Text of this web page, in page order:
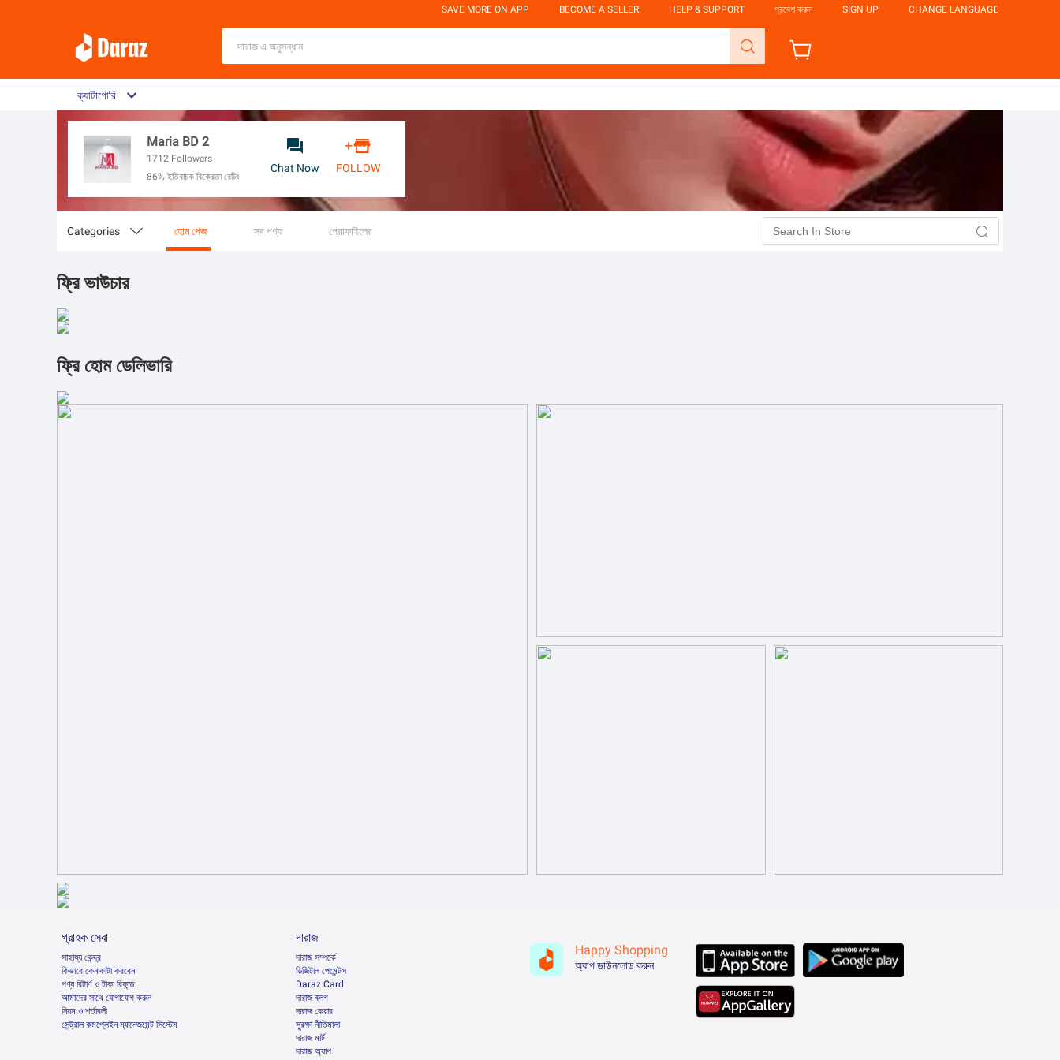
SAVE MORE ON APP BECOME A SELLER HELP & SUPPORT প্রবেশ করুন SIGN UP CHANGE LANGUAGE
ক্যাটাগোরি
Maria BD 2
1712 Followers
86% ইতিবাচক বিক্রেতা রেটিং

Chat Now
+
FOLLOW
Categories  হোম পেজ সব পণ্য প্রোফাইলের 
ফ্রি ভাউচার
ফ্রি হোম ডেলিভারি
গ্রাহক সেবা
সাহায্য কেন্দ্র
কিভাবে কেনাকাটা করবেন
পণ্য রিটার্ণ ও টাকা রিফান্ড
আমাদের সাথে যোগাযোগ করুন
নিয়ম ও শর্তাবলী
সেন্ট্রাল কমপ্লেইন ম্যানেজমেন্ট সিস্টেম
দারাজ
দারাজ সম্পর্কে
ডিজিটাল পেমেন্টস
Daraz Card
দারাজ ব্লগ
দারাজ কেয়ার
সুরক্ষা নীতিমালা
দারাজ মার্ট
দারাজ অ্যাপ
Happy Shopping
অ্যাপ ডাউনলোড করুন